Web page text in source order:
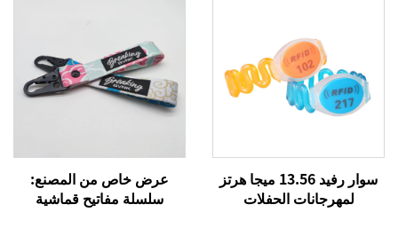
سوار رفيد 13.56 ميجا هرتز
لمهرجانات الحفلات
عرض خاص من المصنع:
سلسلة مفاتيح قماشية